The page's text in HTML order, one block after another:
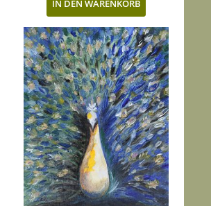
IN DEN WARENKORB